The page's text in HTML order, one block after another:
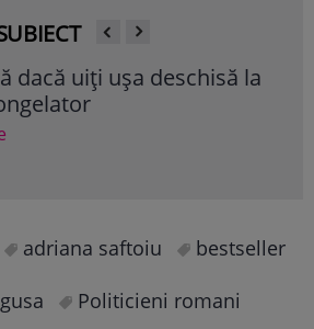
dacă uiți ușa deschisă la
adriana saftoiu
bestseller
Politicieni romani